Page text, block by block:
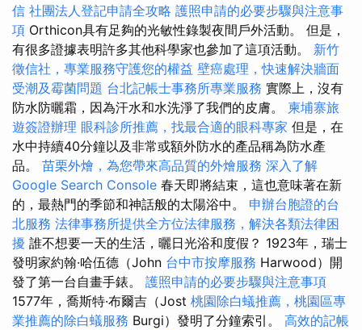
信 社團法人登記申請全攻略 護照申請的必要步驟與注意事
項 Orthicon具有足夠的光敏性錄製夜間戶外活動。 但是，
有很多證據表明許多其他科學家也參加了這項活動。 新竹
徵信社，專業服務守護您的權益 壁癌處理，快速解決牆面
受潮及霉菌問題 台北記帳士事務所專業服務 實際上，沒有
防水防曬霜，因為汗水和水洗淨了我們的皮膚。 柬埔寨旅
遊簽證辦理 眼科診所推薦，找最合適的眼科專家 但是，在
水中持續40分鐘以及非常或額外防水的產品稱為防水產
品。 苗栗外燴，為您帶來高品質的外燴服務 深入了解
Google Search Console 春天即將結束，這也意味著在新
的，最熱門的季節和神話般的太陽浴中。 申辦台胞證的台
北服務 法律事務所提供全方位法律服務，解決各類法律困
擾 誰不想要一天的生活，曬日光浴和度假？ 1923年，瑞士
發明家約翰·哈伍德（John 台中市按摩服務 Harwood）開
發了第一台自畫手錶。 護照申請的必要步驟與注意事項
1577年，喬斯特·布爾吉（Jost 桃園除白蟻推薦，桃園區專
業推薦的除白蟻服務 Burgi）發明了分鐘索引。 高效的記帳